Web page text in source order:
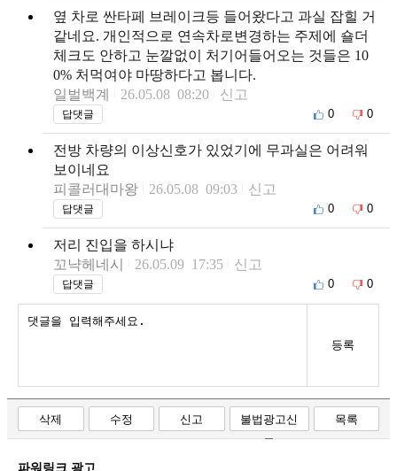
옆 차로 싼타페 브레이크등 들어왔다고 과실 잡힐 거
같네요. 개인적으로 연속차로변경하는 주제에 숄더
체크도 안하고 눈깔없이 처기어들어오는 것들은 10
0% 처먹여야 마땅하다고 봅니다.
일벌백계
26.05.08 08:20 신고
답댓글 0 0
전방 차량의 이상신호가 있었기에 무과실은 어려워
보이네요
피콜러대마왕
26.05.08 09:03 신고
답댓글 0 0
저리 진입을 하시냐
꼬냑헤네시
26.05.09 17:35 신고
답댓글 0 0
등록
삭제 수정 신고
불법광고신
고
목록
파워링크 광고